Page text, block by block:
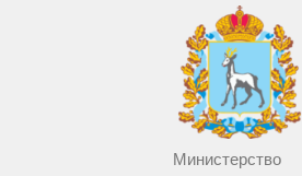
Министерство